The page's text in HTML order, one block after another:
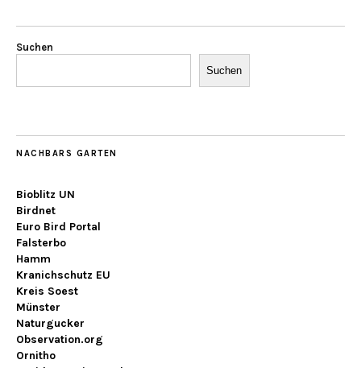
Suchen
Suchen
NACHBARS GARTEN
Bioblitz UN
Birdnet
Euro Bird Portal
Falsterbo
Hamm
Kranichschutz EU
Kreis Soest
Münster
Naturgucker
Observation.org
Ornitho